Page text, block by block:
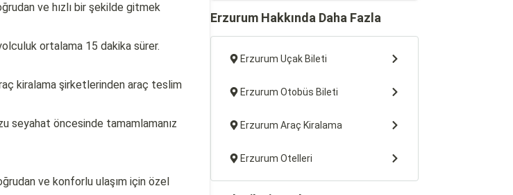
ve hızlı bir şekilde gitmek
ortalama 15 dakika sürer.
kiralama şirketlerinden araç teslim
seyahat öncesinde tamamlamanız
ve konforlu ulaşım için özel
Erzurum Hakkında Daha Fazla
Erzurum Uçak Bileti
Erzurum Otobüs Bileti
Erzurum Araç Kiralama
Erzurum Otelleri